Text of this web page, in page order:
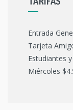
Entrada
Tarjeta
Estudiantes
Miércoles